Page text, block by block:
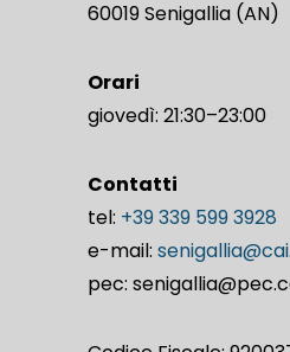
60019 Senigallia (AN)
Orari
giovedì: 21:30–23:00
Contatti
tel: +39 339 599 3928
e-mail:
pec: